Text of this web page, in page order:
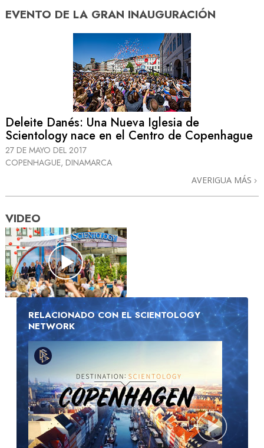
EVENTO DE LA GRAN INAUGURACIÓN
Deleite Danés: Una Nueva Iglesia de
Scientology nace en el Centro de Copenhague
27 DE MAYO DEL 2017
COPENHAGUE, DINAMARCA
AVERIGUA MÁS
VIDEO
RELACIONADO CON EL SCIENTOLOGY
NETWORK